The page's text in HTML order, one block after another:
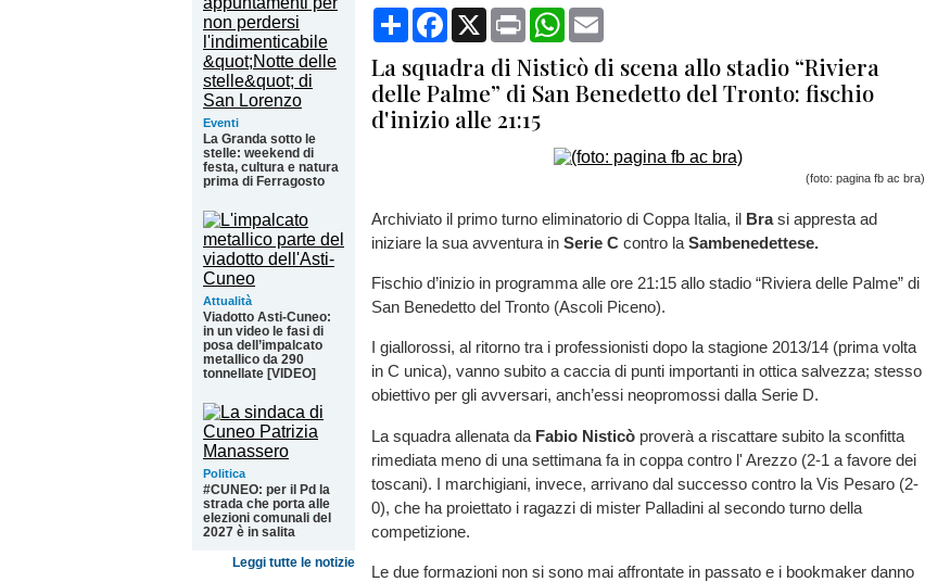
Eventi
La Granda sotto le
stelle: weekend di
festa, cultura e natura
prima di Ferragosto
Attualità
Viadotto Asti-Cuneo:
in un video le fasi di
posa dell’impalcato
metallico da 290
tonnellate [VIDEO]
Politica
#CUNEO: per il Pd la
strada che porta alle
elezioni comunali del
2027 è in salita
Leggi tutte le notizie
CondividiFacebook
X Print WhatsApp
La squadra di Nisticò di scena allo stadio “Riviera
delle Palme” di San Benedetto del Tronto: fischio
d'inizio alle 21:15
(foto: pagina fb ac bra)
Archiviato il primo turno eliminatorio di Coppa Italia, il Brasi appresta ad
iniziare la sua avventura in Serie C contro la Sambenedettese.
Fischio d’inizio in programma alle ore 21:15 allo stadio “Riviera delle Palme” di
San Benedetto del Tronto (Ascoli Piceno).
I giallorossi, al ritorno tra i professionisti dopo la stagione 2013/14 (prima volta
in C unica), vanno subito a caccia di punti importanti in ottica salvezza; stesso
obiettivo per gli avversari, anch’essi neopromossi dalla Serie D.
La squadra allenata da Fabio Nisticò proverà a riscattare subito la sconfitta
rimediata meno di una settimana fa in coppa contro l' Arezzo (2-1 a favore dei
toscani). I marchigiani, invece, arrivano dal successo contro la Vis Pesaro (2-
0), che ha proiettato i ragazzi di mister Palladini al secondo turno della
competizione.
Le due formazioni non si sono mai affrontate in passato e i bookmaker danno